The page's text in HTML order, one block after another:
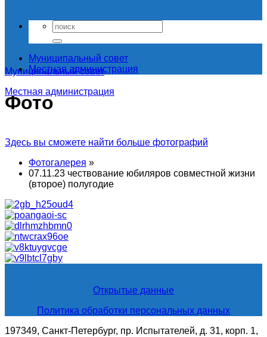
Муниципальный совет
Местная администрация
Муниципальный совет
Местная администрация
Фото
Здесь вы сможете найти больше фотографий
Фотогалерея »
07.11.23 чествование юбиляров совместной жизни
(второе) полугодие
Открытые данные
Политика обработки персональных данных
197349, Санкт-Петербург, пр. Испытателей, д. 31, корп. 1,